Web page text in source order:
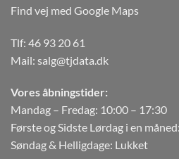
Find vej med Google Maps
Tlf: 46 93 20 61
Mail: salg@tjdata.dk
Vores åbningstider:
Mandag – Fredag: 10:00 – 17:30
Første og Sidste Lørdag i en
Søndag & Helligdage: Lukket